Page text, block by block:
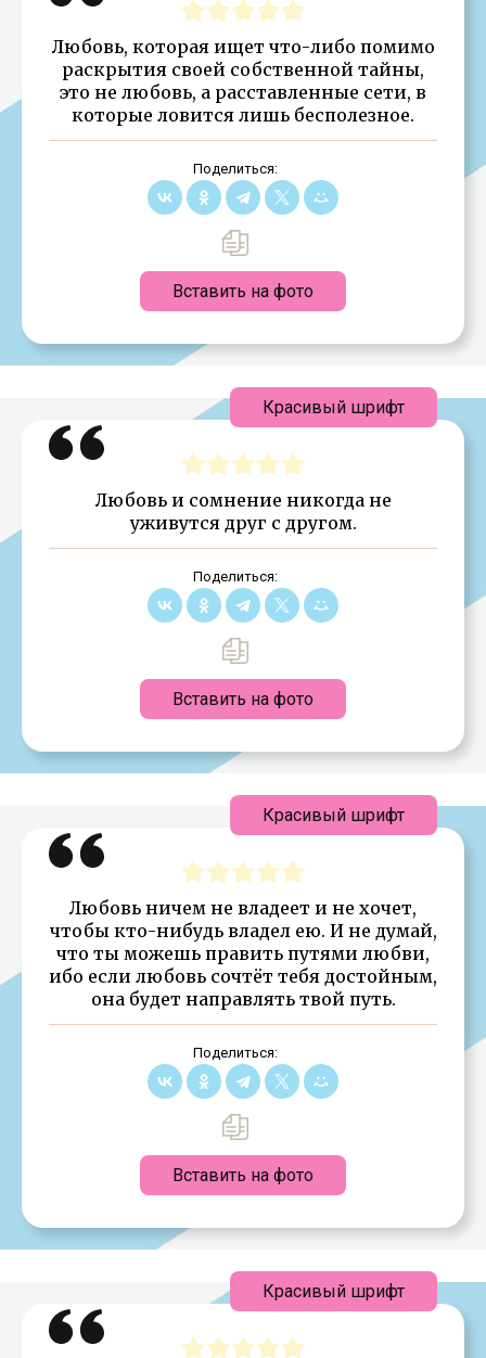
Любовь, которая ищет что-либо помимо
раскрытия своей собственной тайны,
это не любовь, а расставленные сети, в
которые ловится лишь бесполезное.
Поделиться:
Вставить на фото
Любовь и сомнение никогда не
уживутся друг с другом.
Поделиться:
Вставить на фото
Красивый шрифт
Любовь ничем не владеет и не хочет,
чтобы кто-нибудь владел ею. И не думай,
что ты можешь править путями любви,
ибо если любовь сочтёт тебя достойным,
она будет направлять твой путь.
Поделиться:
Вставить на фото
Красивый шрифт
Красивый шрифт